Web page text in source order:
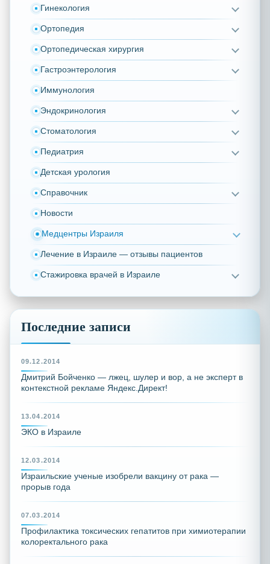
Гинекология
Ортопедия
Ортопедическая хирургия
Гастроэнтерология
Иммунология
Эндокринология
Стоматология
Педиатрия
Детская урология
Справочник
Новости
Медцентры Израиля
Лечение в Израиле — отзывы пациентов
Стажировка врачей в Израиле
Последние записи
09.12.2014
Дмитрий Бойченко — лжец, шулер и вор, а не эксперт в
контекстной рекламе Яндекс.Директ!
13.04.2014
ЭКО в Израиле
12.03.2014
Израильские ученые изобрели вакцину от рака —
прорыв года
07.03.2014
Профилактика токсических гепатитов при химиотерапии
колоректального рака